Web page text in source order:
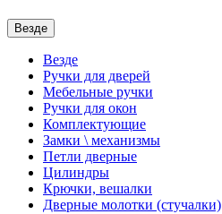
Везде
Везде
Ручки для дверей
Мебельные ручки
Ручки для окон
Комплектующие
Замки \ механизмы
Петли дверные
Цилиндры
Крючки, вешалки
Дверные молотки (стучалки)